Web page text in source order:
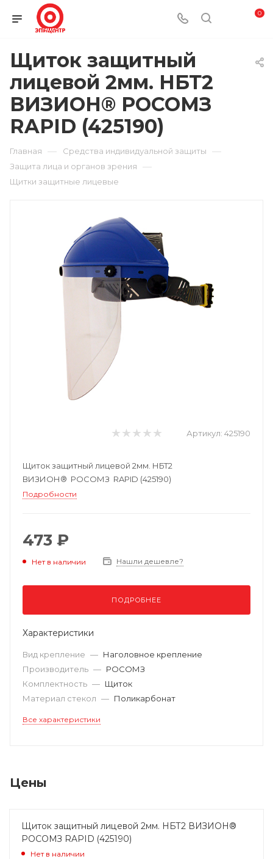
0
Щиток защитный
лицевой 2мм. НБТ2
ВИЗИОН® РОСОМЗ
RAPID (425190)
Главная — Средства индивидуальной защиты —
Защита лица и органов зрения —
Щитки защитные лицевые
Артикул: 425190
Щиток защитный лицевой 2мм. НБТ2
ВИЗИОН® РОСОМЗ RAPID (425190)
Подробности
473 ₽
Нет в наличии Нашли дешевле?
ПОДРОБНЕЕ
Характеристики
Вид крепление — Наголовное крепление
Производитель — РОСОМЗ
Комплектность — Щиток
Материал стекол — Поликарбонат
Все характеристики
Цены
Щиток защитный лицевой 2мм. НБТ2 ВИЗИОН®
РОСОМЗ RAPID (425190)
Нет в наличии